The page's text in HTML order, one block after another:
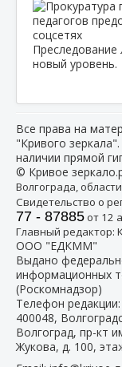
новый уровень.
Все права на
"Кривого
наличии прямой
© Кривое
Волгограда,
Свидетельство о
77 - 87885от 12
Главный редактор:
ООО "ЕДКММ"
Выдано
информационных
(Роскомнадзор)
Телефон редакции:
400048,
Волгоград, пр-кт
Жукова, д. 100,